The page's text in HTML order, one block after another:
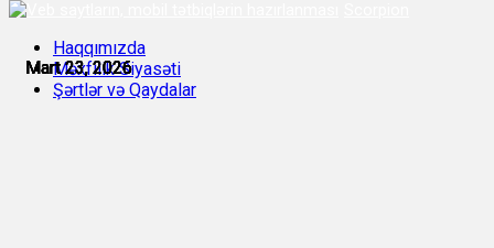
Mart 23, 2026
Mart 23, 2026
Mart 23, 2026
Mart 23, 2026
Mart 23, 2026
Mart 23, 2026
Haqqımızda
Məxfilik Siyasəti
Şərtlər və Qaydalar